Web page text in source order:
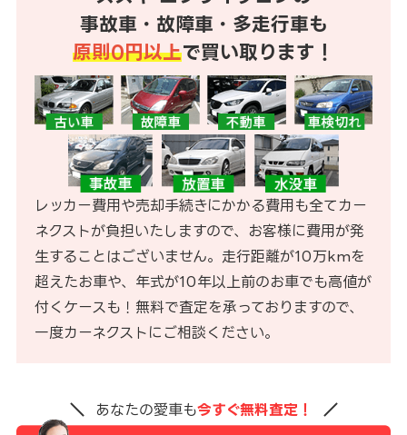
事故車・故障車・多走行車も
原則0円以上で買い取ります！
レッカー費用や売却手続きにかかる費用も全てカー
ネクストが負担いたしますので、お客様に費用が発
生することはございません。走行距離が10万kmを
超えたお車や、年式が10年以上前のお車でも高値が
付くケースも！無料で査定を承っておりますので、
一度カーネクストにご相談ください。
あなたの愛車も今すぐ無料査定！